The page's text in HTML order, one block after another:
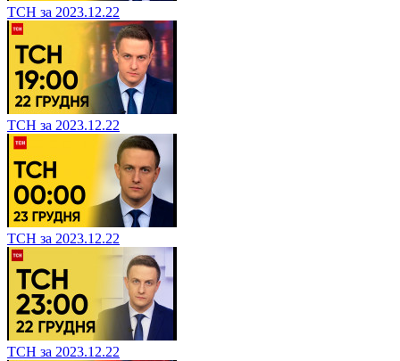
ТСН за 2023.12.22
ТСН за 2023.12.22
ТСН за 2023.12.22
ТСН за 2023.12.22